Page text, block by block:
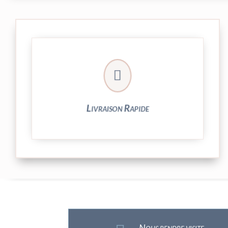

Livraison Rapide
Votre commande est expédiée sous 24/48h
et livrée par Colissimo.